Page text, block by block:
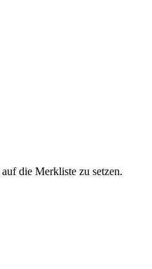
die Merkliste zu setzen.